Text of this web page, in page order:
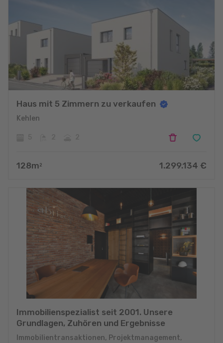
Haus mit 5 Zimmern zu verkaufen
Kehlen
128m 2 1.299.134 €
Immobilienspezialist seit 2001. Unsere
Grundlagen, Zuhören und Ergebnisse
Immobilientransaktionen, Projektmanagement,